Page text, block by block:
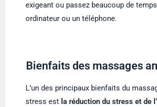
exigeant ou passez beaucoup de
ordinateur ou un téléphone.
Bienfaits des massages
L’un des principaux bienfaits du
stress est la réduction du stress et de